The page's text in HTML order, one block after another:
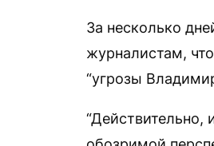
За несколько
журналистам,
“угрозы
“Действительно,